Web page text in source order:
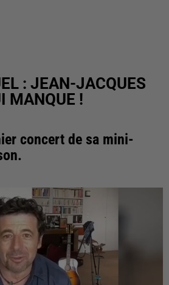
: JEAN-JACQUES
MANQUE !
concert de sa mini-